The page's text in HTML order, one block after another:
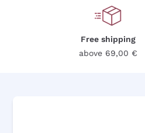
Free shipping
above 69,00 €